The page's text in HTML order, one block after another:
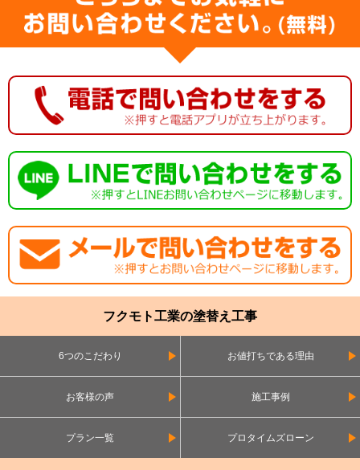
フクモト工業の塗替え工事
6つのこだわり お値打ちである理由
お客様の声 施工事例
プラン一覧 プロタイムズローン